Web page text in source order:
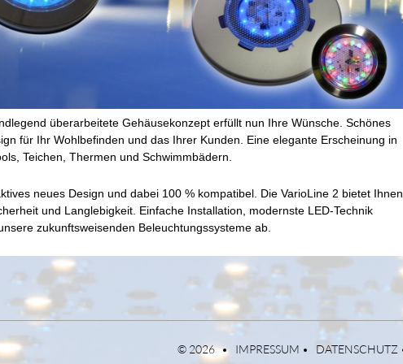
überarbeitete Gehäusekonzept erfüllt nun Ihre Wünsche. Schönes
für Ihr Wohlbefinden und das Ihrer Kunden. Eine elegante Erscheinung in
Teichen, Thermen und Schwimmbädern.
neues Design und dabei 100 % kompatibel. Die VarioLine 2 bietet Ihnen
und Langlebigkeit. Einfache Installation, modernste LED-Technik
zukunftsweisenden Beleuchtungssysteme ab.
© 2026 IMPRESSUM DATENSCHUTZ